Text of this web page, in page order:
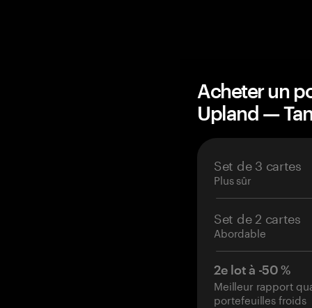
Acheter un
Upland —
Set de 3 cartes
Plus sûr
Set de 2 cartes
Abordable
2e lot à -50 %
Meilleur rapport
portefeuilles froids